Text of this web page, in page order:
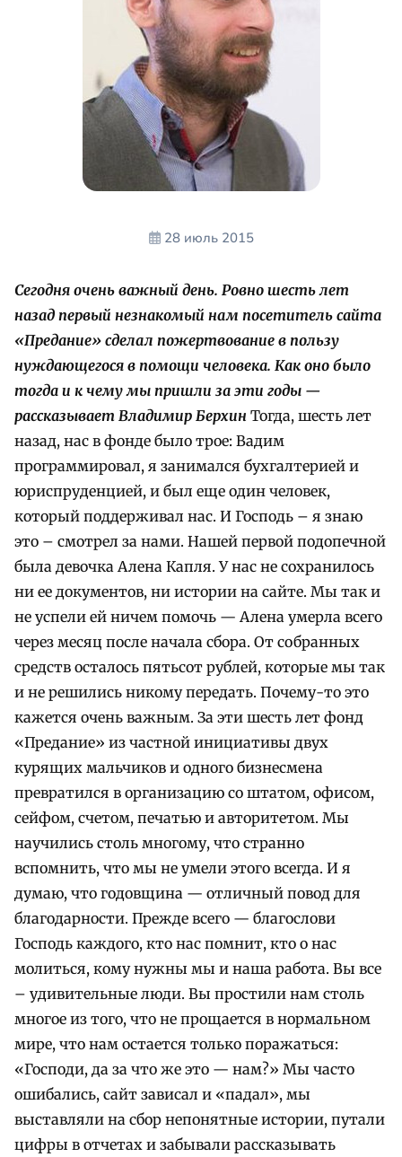
28 июль 2015
Сегодня очень важный день. Ровно шесть лет
назад первый незнакомый нам посетитель сайта
«Предание» сделал пожертвование в пользу
нуждающегося в помощи человека. Как оно было
тогда и к чему мы пришли за эти годы —
рассказывает Владимир Берхин Тогда, шесть лет
назад, нас в фонде было трое: Вадим
программировал, я занимался бухгалтерией и
юриспруденцией, и был еще один человек,
который поддерживал нас. И Господь – я знаю
это – смотрел за нами. Нашей первой подопечной
была девочка Алена Капля. У нас не сохранилось
ни ее документов, ни истории на сайте. Мы так и
не успели ей ничем помочь — Алена умерла всего
через месяц после начала сбора. От собранных
средств осталось пятьсот рублей, которые мы так
и не решились никому передать. Почему-то это
кажется очень важным. За эти шесть лет фонд
«Предание» из частной инициативы двух
курящих мальчиков и одного бизнесмена
превратился в организацию со штатом, офисом,
сейфом, счетом, печатью и авторитетом. Мы
научились столь многому, что странно
вспомнить, что мы не умели этого всегда. И я
думаю, что годовщина — отличный повод для
благодарности. Прежде всего — благослови
Господь каждого, кто нас помнит, кто о нас
молиться, кому нужны мы и наша работа. Вы все
– удивительные люди. Вы простили нам столь
многое из того, что не прощается в нормальном
мире, что нам остается только поражаться:
«Господи, да за что же это — нам?» Мы часто
ошибались, сайт зависал и «падал», мы
выставляли на сбор непонятные истории, путали
цифры в отчетах и забывали рассказывать